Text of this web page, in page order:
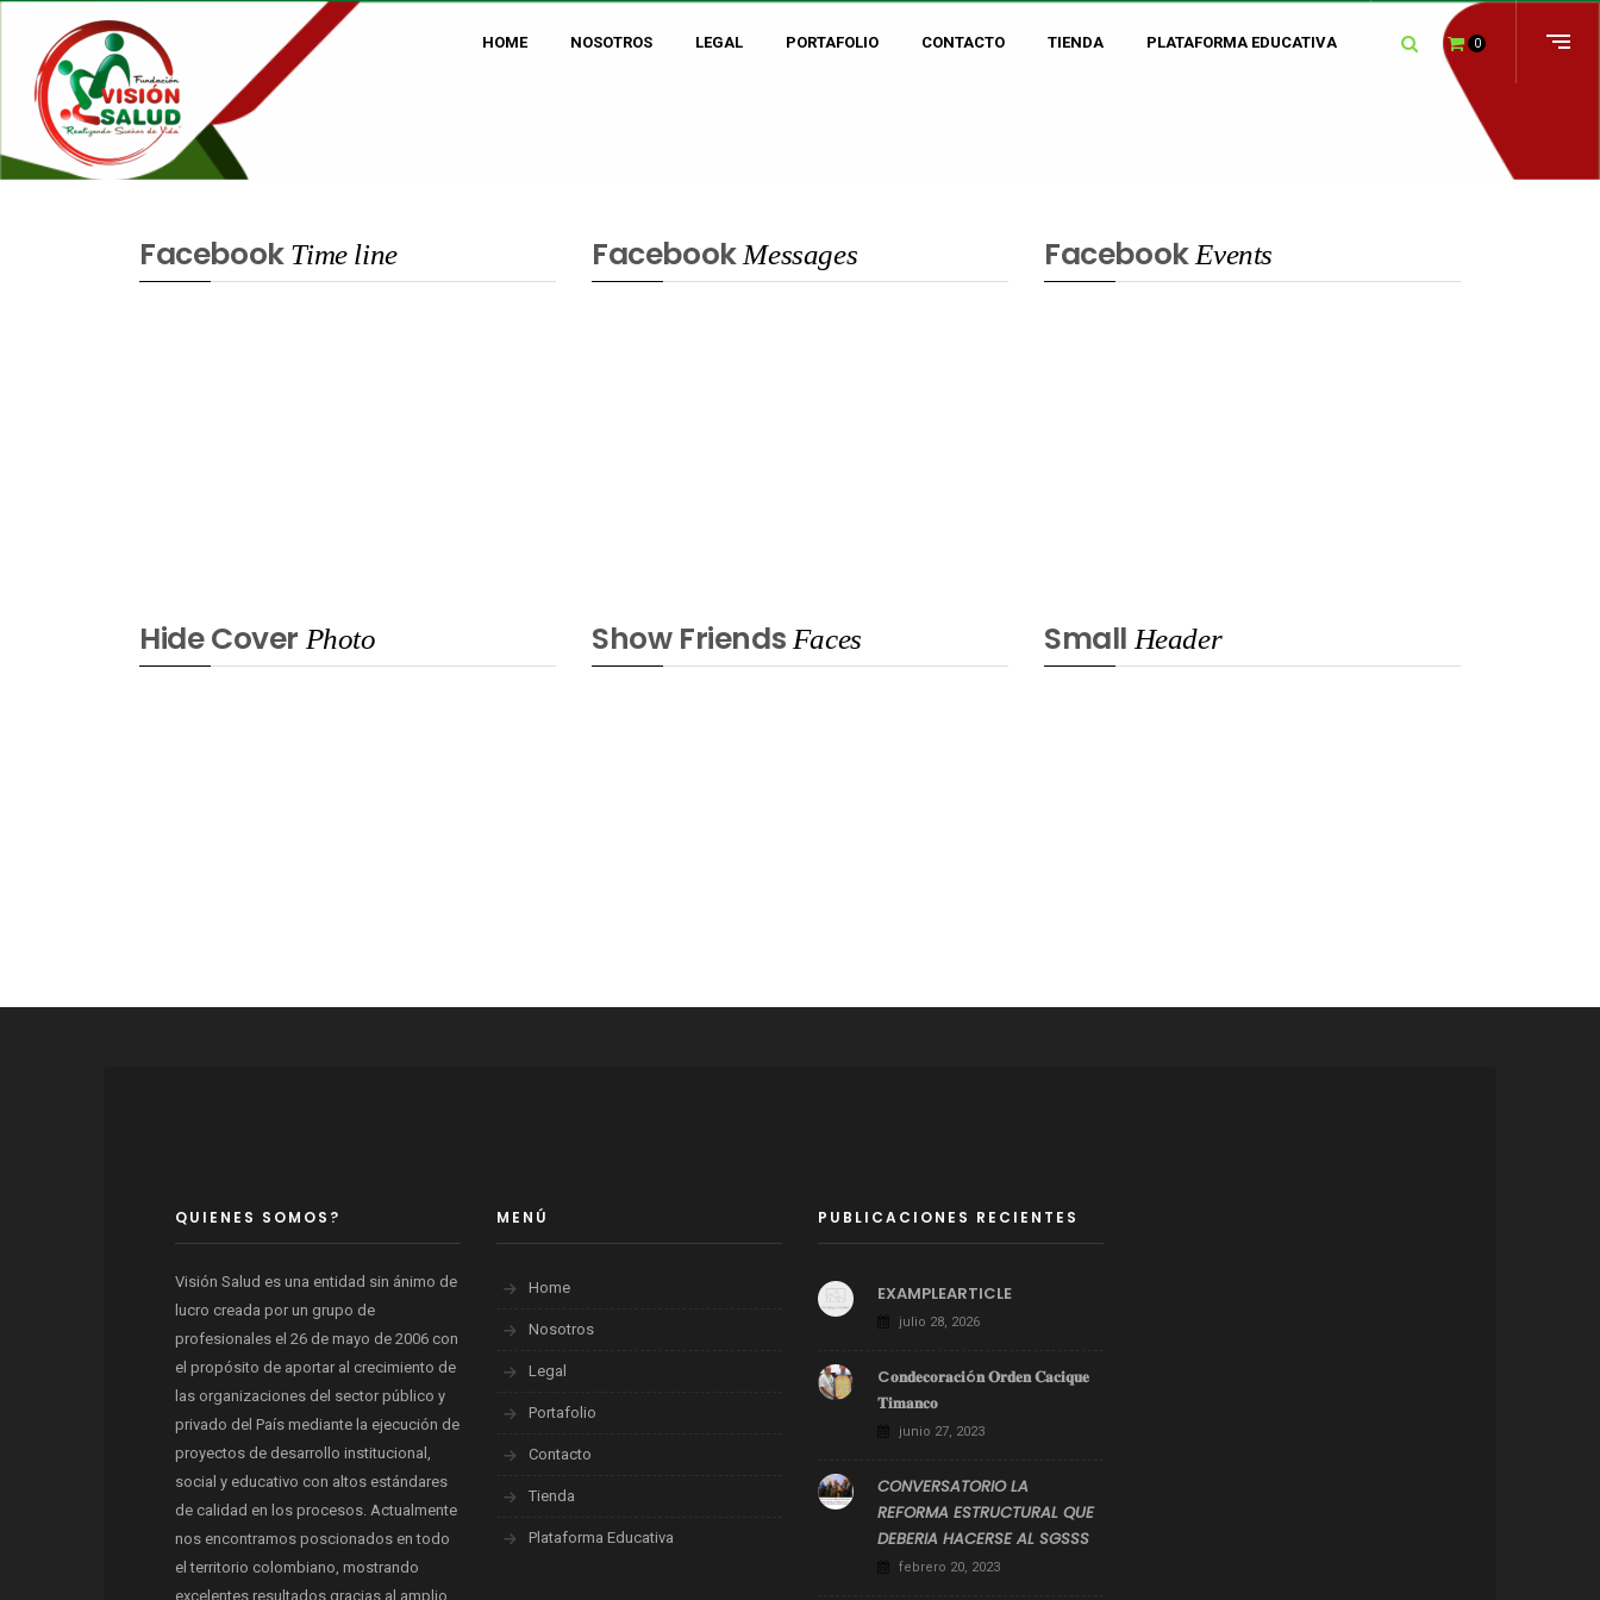
HOME NOSOTROS LEGAL PORTAFOLIO CONTACTO TIENDA PLATAFORMA EDUCATIVA 0
Facebook Time line Facebook Messages Facebook Events
Hide Cover Photo Show Friends Faces Small Header
QUIENES SOMOS?
Visión Salud es una entidad sin ánimo de
lucro creada por un grupo de
profesionales el 26 de mayo de 2006 con
el propósito de aportar al crecimiento de
las organizaciones del sector público y
privado del País mediante la ejecución de
proyectos de desarrollo institucional,
social y educativo con altos estándares
de calidad en los procesos. Actualmente
nos encontramos poscionados en todo
el territorio colombiano, mostrando
excelentes resultados gracias al amplio
MENÚ
Home
Nosotros
Legal
Portafolio
Contacto
Tienda
Plataforma Educativa
PUBLICACIONES RECIENTES
EXAMPLEARTICLE
julio 28, 2026
C𝐨𝐧𝐝𝐞𝐜𝐨𝐫𝐚𝐜𝐢ó𝐧 𝐎𝐫𝐝𝐞𝐧 𝐂𝐚𝐜𝐢𝐪𝐮𝐞
𝐓𝐢𝐦𝐚𝐧𝐜𝐨
junio 27, 2023
CONVERSATORIO LA
REFORMA ESTRUCTURAL QUE
DEBERIA HACERSE AL SGSSS
febrero 20, 2023